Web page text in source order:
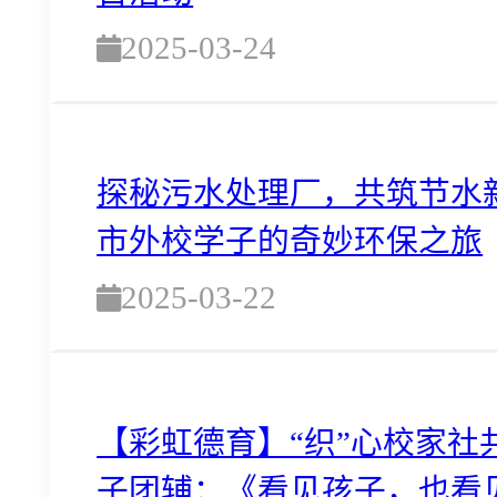
2025-03-24
探秘污水处理厂，共筑节
市外校学子的奇妙环保之旅
2025-03-22
【彩虹德育】“织”心校家社